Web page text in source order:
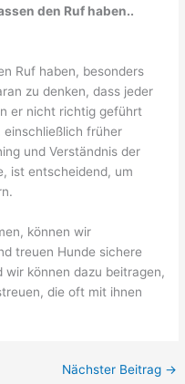
den Ruf haben..
Ruf haben, besonders
zu denken, dass jeder
er nicht richtig geführt
früher
und Verständnis der
ist entscheidend, um
können wir
treuen Hunde sichere
wir können dazu beitragen,
die oft mit ihnen
Nächster Beitrag →